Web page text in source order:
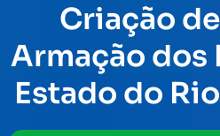
Criação
Armação dos
Estado do